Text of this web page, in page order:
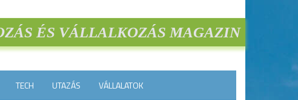
ÉS VÁLLALKOZÁS MAGAZIN
TECH UTAZÁS VÁLLALATOK